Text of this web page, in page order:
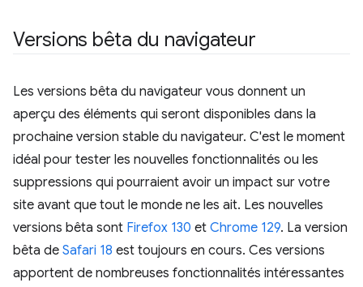
Versions bêta du navigateur
Les versions bêta du navigateur vous donnent un
aperçu des éléments qui seront disponibles dans la
prochaine version stable du navigateur. C'est le moment
idéal pour tester les nouvelles fonctionnalités ou les
suppressions qui pourraient avoir un impact sur votre
site avant que tout le monde ne les ait. Les nouvelles
versions bêta sont Firefox 130 et Chrome 129. La version
bêta de Safari 18 est toujours en cours. Ces versions
apportent de nombreuses fonctionnalités intéressantes